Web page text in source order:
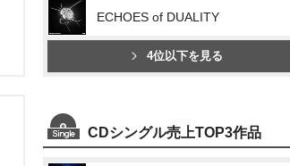
ECHOES of DUALITY
4位以下を見る
CDシングル売上TOP3作品